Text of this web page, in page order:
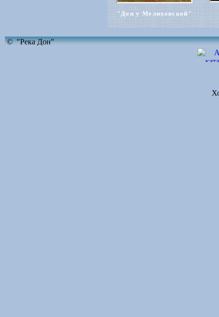
"Дон у Мелиховской"
© "Река Дон"